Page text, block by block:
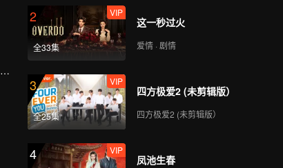
VIP 莫扎与琪歌_07B
VIP 莫扎与琪歌_08A
VIP 莫扎与琪歌_08B
2
全33集
VIP
这一秒过火
爱情 · 剧情
3
全25集
VIP
四方极爱2 (未剪辑版）
四方极爱2 (未剪辑版）
4 VIP
凤池生春